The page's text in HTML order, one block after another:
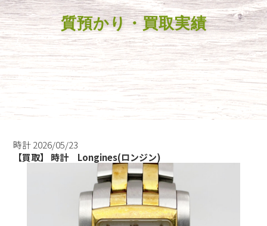
質預かり・買取実績
時計2026/05/23
【買取】 時計 Longines(ロンジン)